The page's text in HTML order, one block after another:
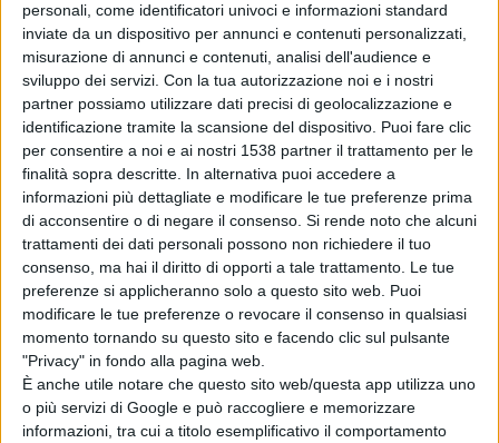
personali, come identificatori univoci e informazioni standard
inviate da un dispositivo per annunci e contenuti personalizzati,
misurazione di annunci e contenuti, analisi dell'audience e
sviluppo dei servizi. Con la tua autorizzazione noi e i nostri
partner possiamo utilizzare dati precisi di geolocalizzazione e
identificazione tramite la scansione del dispositivo. Puoi fare clic
per consentire a noi e ai nostri 1538 partner il trattamento per le
finalità sopra descritte. In alternativa puoi accedere a
informazioni più dettagliate e modificare le tue preferenze prima
di acconsentire o di negare il consenso. Si rende noto che alcuni
trattamenti dei dati personali possono non richiedere il tuo
consenso, ma hai il diritto di opporti a tale trattamento. Le tue
preferenze si applicheranno solo a questo sito web. Puoi
modificare le tue preferenze o revocare il consenso in qualsiasi
momento tornando su questo sito e facendo clic sul pulsante
"Privacy" in fondo alla pagina web.
È anche utile notare che questo sito web/questa app utilizza uno
o più servizi di Google e può raccogliere e memorizzare
informazioni, tra cui a titolo esemplificativo il comportamento
Beauty Center Incanto), dalla banda spettacolo “La
Campagnola” ai pony del Centro Ippico Marilla, fino alle
esibizioni canore e musicali di Area Live 23. Ma anche
quest’anno sarà lo sport il grande protagonista con le
società sportive del comune che predisporranno spazi
per dimostrazioni ed informazioni: ci sarà infatti la
palestra Auser Club in piazza Aldo Moro con esibizioni di
zumba, kick boxing e karate, poi in piazza della Chiesa il
basket ed il volley con la Polisportiva Capannori ed il
pattinaggio free style con la Lucca Roller Club, in piazza
Landucci il tiro con l’arco con gli arcieri della Real Villa di
Marlia ed il tennis con il Dodo Club. Infine in via Paolinelli